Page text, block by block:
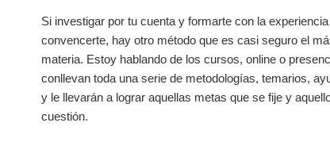
Si investigar por tu cuenta y formarte con la
convencerte, hay otro método que es casi seguro el
materia. Estoy hablando de los cursos, online o
conllevan toda una serie de metodologías, temarios,
y le llevarán a lograr aquellas metas que se fije y
cuestión.